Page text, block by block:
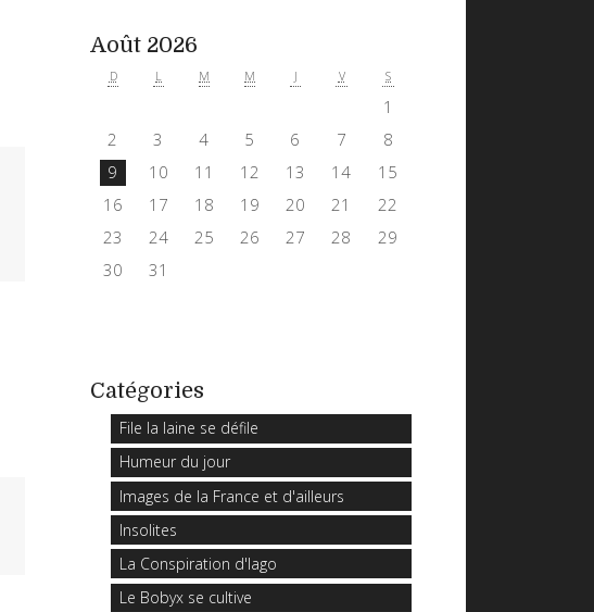
Août 2026
D L M M J V S
1
2
3 4 5 6 7
8
9
10 11 12 13 14
15
16
17 18 19 20 21
22
23
24 25 26 27 28
29
30
31
Catégories
File la laine se défile
Humeur du jour
Images de la France et d'ailleurs
Insolites
La Conspiration d'Iago
Le Bobyx se cultive